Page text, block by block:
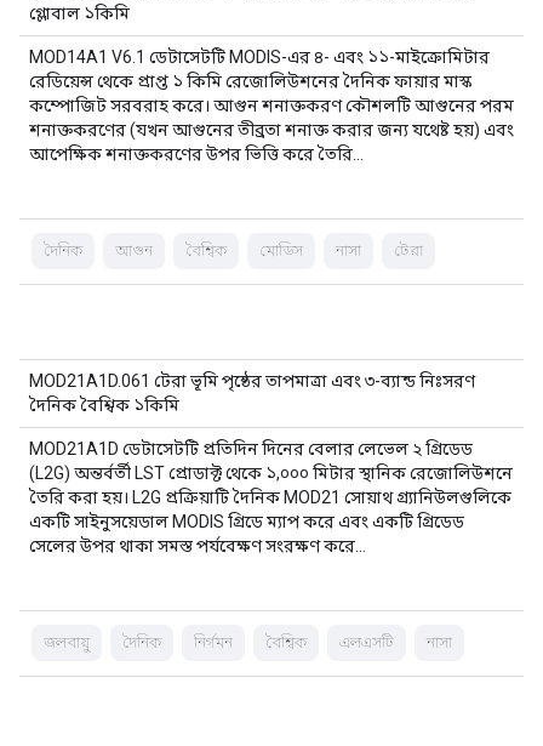
গ্লোবাল ১কিমি
MOD14A1 V6.1 ডেটাসেটটি MODIS-এর ৪- এবং ১১-মাইক্রোমিটার
রেডিয়েন্স থেকে প্রাপ্ত ১ কিমি রেজোলিউশনের দৈনিক ফায়ার মাস্ক
কম্পোজিট সরবরাহ করে। আগুন শনাক্তকরণ কৌশলটি আগুনের পরম
শনাক্তকরণের (যখন আগুনের তীব্রতা শনাক্ত করার জন্য যথেষ্ট হয়) এবং
আপেক্ষিক শনাক্তকরণের উপর ভিত্তি করে তৈরি…
দৈনিক আগুন বৈশ্বিক মোডিস নাসা টেরা
MOD21A1D.061 টেরা ভূমি পৃষ্ঠের তাপমাত্রা এবং ৩-ব্যান্ড নিঃসরণ
দৈনিক বৈশ্বিক ১কিমি
MOD21A1D ডেটাসেটটি প্রতিদিন দিনের বেলার লেভেল ২ গ্রিডেড
(L2G) অন্তর্বর্তী LST প্রোডাক্ট থেকে ১,০০০ মিটার স্থানিক রেজোলিউশনে
তৈরি করা হয়। L2G প্রক্রিয়াটি দৈনিক MOD21 সোয়াথ গ্র্যানিউলগুলিকে
একটি সাইনুসয়েডাল MODIS গ্রিডে ম্যাপ করে এবং একটি গ্রিডেড
সেলের উপর থাকা সমস্ত পর্যবেক্ষণ সংরক্ষণ করে…
জলবায়ু দৈনিক নির্গমন বৈশ্বিক এলএসটি নাসা